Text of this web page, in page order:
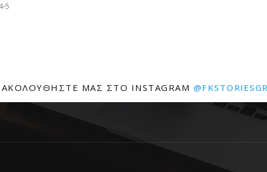
5
ΑΚΟΛΟΥΘΉΣΤΕ ΜΑΣ ΣΤΟ INSTAGRAM